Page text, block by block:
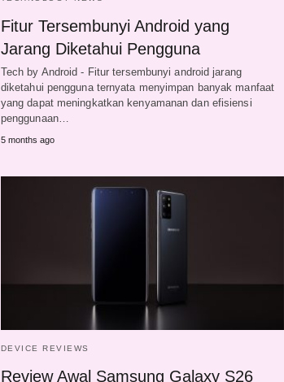
Fitur Tersembunyi Android yang
Jarang Diketahui Pengguna
Tech by Android - Fitur tersembunyi android jarang
diketahui pengguna ternyata menyimpan banyak manfaat
yang dapat meningkatkan kenyamanan dan efisiensi
penggunaan…
5 months ago
DEVICE REVIEWS
Review Awal Samsung Galaxy S26